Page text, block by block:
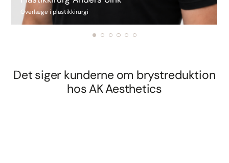
Overlæge i plastikkirurgi
Det siger kunderne om brystreduktion
hos AK Aesthetics